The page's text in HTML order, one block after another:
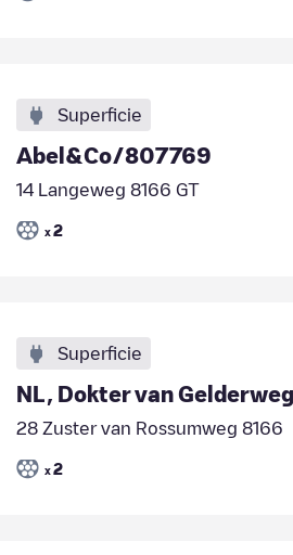
Superficie
Abel&Co/807769
14 Langeweg 8166 GT
x 2
Superficie
28 Zuster van Rossumweg 8166
x 2